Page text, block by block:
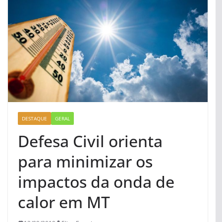
DESTAQUE GERAL
Defesa Civil orienta
para minimizar os
impactos da onda de
calor em MT